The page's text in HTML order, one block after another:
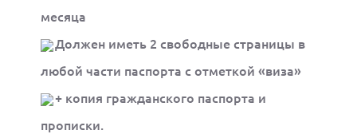
месяца
Должен иметь 2 свободные страницы в
любой части паспорта с отметкой «виза»
+ копия гражданского паспорта и
прописки.